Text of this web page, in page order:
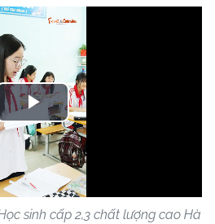
Play
Video
sinh cấp 2,3 chất lượng cao Hà